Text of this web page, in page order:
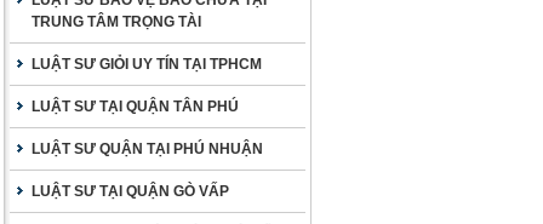
TRUNG TÂM TRỌNG TÀI
LUẬT SƯ GIỎI UY TÍN TẠI TPHCM
LUẬT SƯ TẠI QUẬN TÂN PHÚ
LUẬT SƯ QUẬN TẠI PHÚ NHUẬN
LUẬT SƯ TẠI QUẬN GÒ VẤP